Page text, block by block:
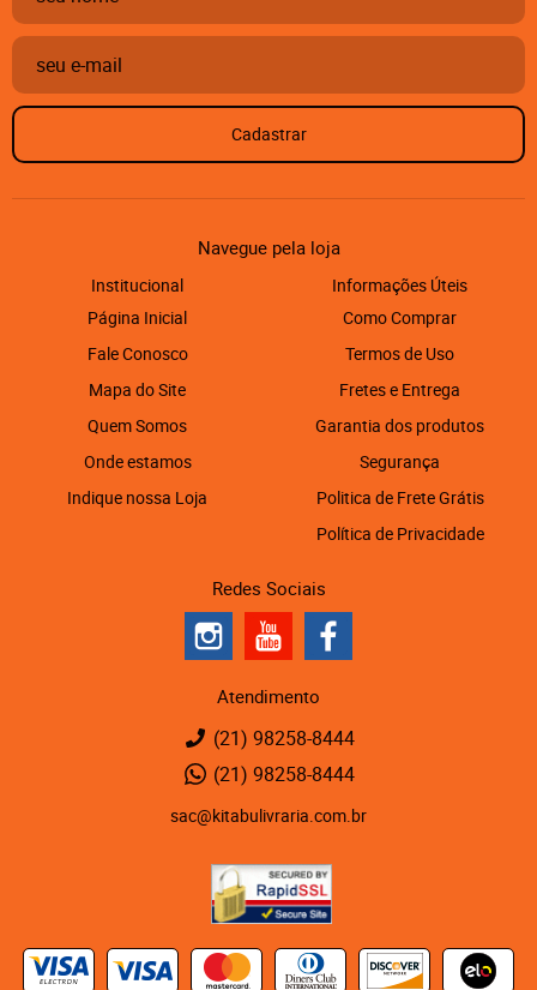
Cadastrar
Navegue pela loja
Institucional
Página Inicial
Fale Conosco
Mapa do Site
Quem Somos
Onde estamos
Indique nossa Loja
Informações Úteis
Como Comprar
Termos de Uso
Fretes e Entrega
Garantia dos produtos
Segurança
Politica de Frete Grátis
Política de Privacidade
Redes Sociais
Atendimento
(21) 98258-8444
(21) 98258-8444
sac@kitabulivraria.com.br